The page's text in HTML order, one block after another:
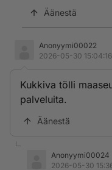
Äänestä
Anonyymi00022
2026-05-30 15:04:16
Kukkiva tölli
palveluita.
Äänestä
Anonyymi00024
2026-05-30